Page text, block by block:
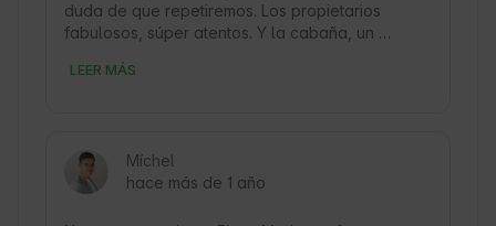
duda de que repetiremos. Los propietarios
fabulosos, súper atentos. Y la cabaña, un
vistas, la comodidad, la tranquilidad, tenía de
LEER MÁS
Míchel
hace más de 1 año